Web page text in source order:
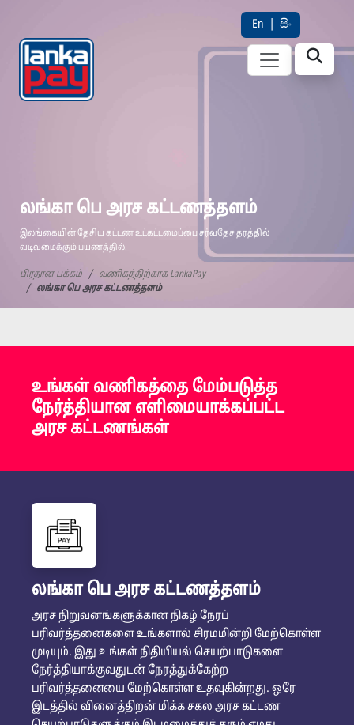
En සිං
லங்கா பெ அரச கட்டணத்தளம்
இலங்கையின் தேசிய கட்டண உட்கட்டமைப்பை சர்வதேச தரத்தில்
வடிவமைக்கும் பயணத்தில்.
பிரதான பக்கம்
வணிகத்திற்காக LankaPay
லங்கா பெ அரச கட்டணத்தளம்
உங்கள் வணிகத்தை மேம்படுத்த
நேர்த்தியான எளிமையாக்கப்பட்ட
அரச கட்டணங்கள்
லங்கா பெ அரச கட்டணத்தளம்
அரச நிறுவனங்களுக்கான நிகழ் நேரப்
பரிவர்த்தனைகளை உங்களால் சிரமமின்றி மேற்கொள்ள
முடியும். இது உங்கள் நிதியியல் செயற்பாடுகளை
நேர்த்தியாக்குவதுடன் நேரத்துக்கேற்ற
பரிவர்த்தனையை மேற்கொள்ள உதவுகின்றது. ஒரே
இடத்தில் வினைத்திறன் மிக்க சகல அரச கட்டண